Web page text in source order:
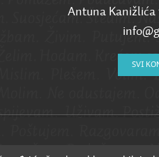
Antuna Kanižlića
SVI